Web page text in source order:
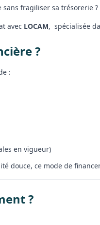
fragiliser sa trésorerie ?
avec LOCAM, spécialisée
?
:
en vigueur)
douce, ce mode de
?